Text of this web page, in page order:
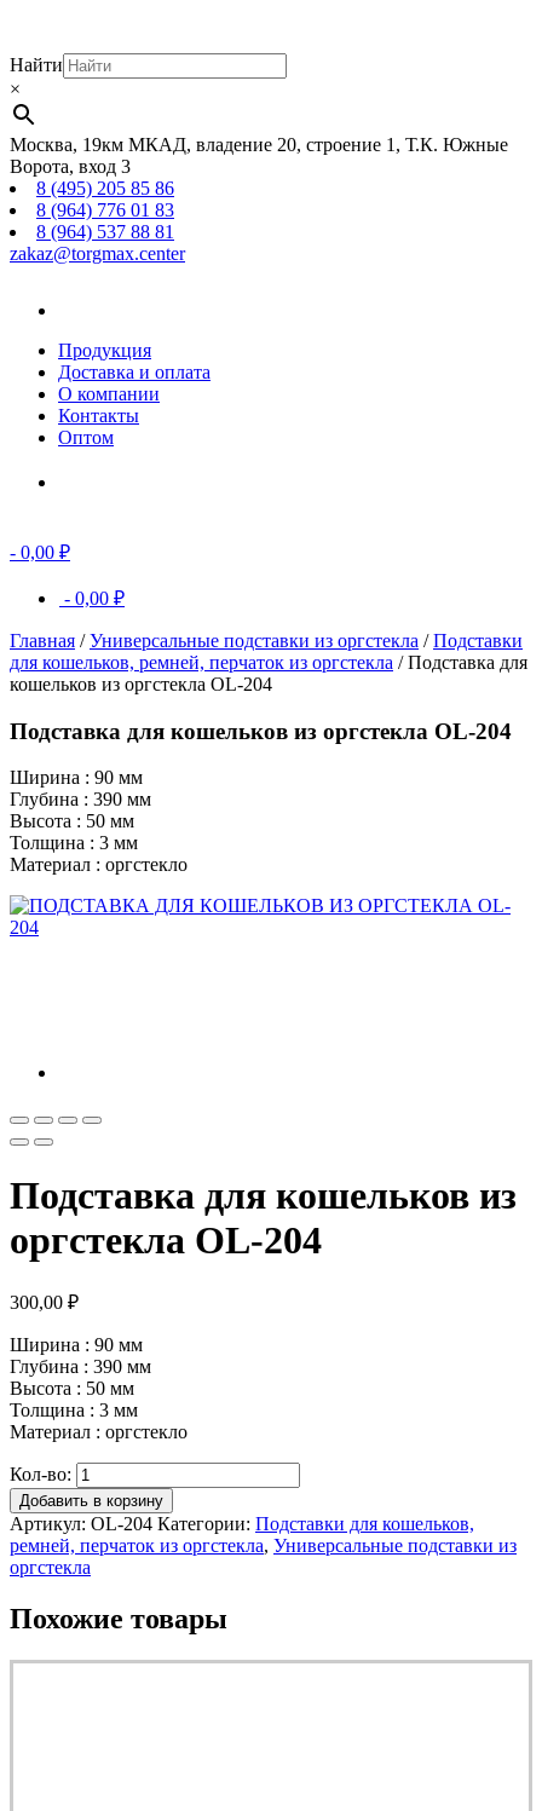
Найти
×
Москва, 19км МКАД, владение 20, строение 1, Т.К. Южные
Ворота, вход 3
8 (495) 205 85 86
8 (964) 776 01 83
8 (964) 537 88 81
zakaz@torgmax.center
Продукция
Доставка и оплата
О компании
Контакты
Оптом
- 0,00 ₽
- 0,00 ₽
Главная /Универсальные подставки из оргстекла /Подставки
для кошельков, ремней, перчаток из оргстекла / Подставка для
кошельков из оргстекла OL-204
Подставка для кошельков из оргстекла OL-204
Ширина : 90 мм
Глубина : 390 мм
Высота : 50 мм
Толщина : 3 мм
Материал : оргстекло
Подставка для кошельков из
оргстекла OL-204
300,00 ₽
Ширина : 90 мм
Глубина : 390 мм
Высота : 50 мм
Толщина : 3 мм
Материал : оргстекло
Кол-во:
Добавить в корзину
Артикул: OL-204 Категории: Подставки для кошельков,
ремней, перчаток из оргстекла, Универсальные подставки из
оргстекла
Похожие товары